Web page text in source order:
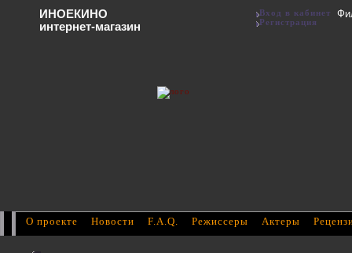
О проекте Новости F.A.Q. Режиссеры Актеры
ИНОЕКИНО
интернет-магазин
Вход в кабинет
Регистрация